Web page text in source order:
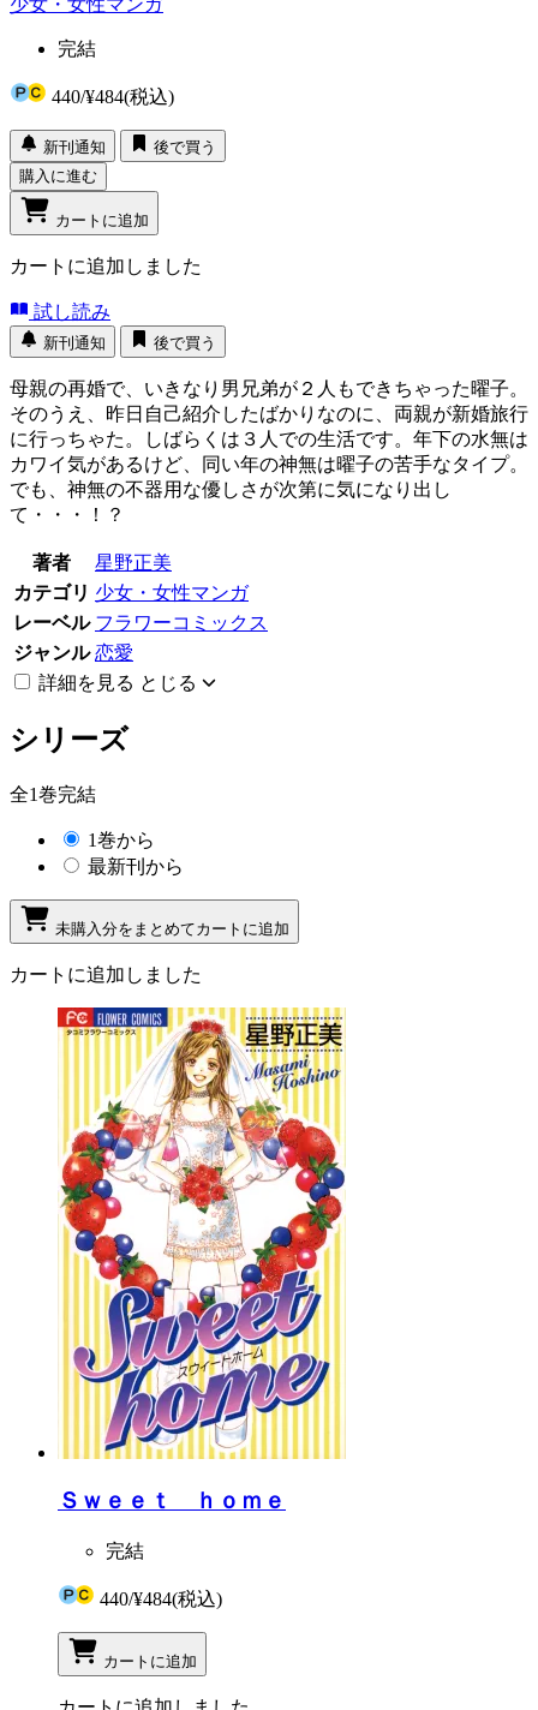
完結
440/¥484(税込)
新刊通知
後で買う
購入に進む
カートに追加
カートに追加しました
試し読み
新刊通知 後で買う
母親の再婚で、いきなり男兄弟が２人もできちゃった曜子。
そのうえ、昨日自己紹介したばかりなのに、両親が新婚旅行
に行っちゃた。しばらくは３人での生活です。年下の水無は
カワイ気があるけど、同い年の神無は曜子の苦手なタイプ。
でも、神無の不器用な優しさが次第に気になり出し
て・・・！？
著者
星野正美
カテゴリ 少女・女性マンガ
レーベル フラワーコミックス
ジャンル 恋愛
詳細を見る とじる
シリーズ
全1巻完結
1巻から
最新刊から
未購入分をまとめてカートに追加
カートに追加しました
Ｓｗｅｅｔ ｈｏｍｅ
完結
440/¥484(税込)
カートに追加